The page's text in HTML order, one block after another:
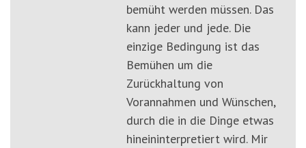
bemüht werden müssen. Das
kann jeder und jede. Die
einzige Bedingung ist das
Bemühen um die
Zurückhaltung von
Vorannahmen und Wünschen,
durch die in die Dinge etwas
hineininterpretiert wird. Mir